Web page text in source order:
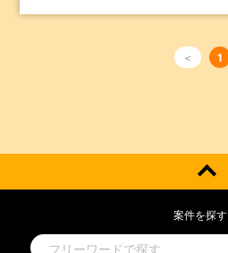
＜ 1
案件を探す